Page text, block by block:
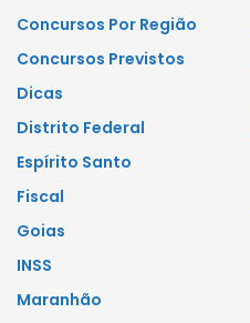
Concursos Por Região
Concursos Previstos
Dicas
Distrito Federal
Espírito Santo
Fiscal
Goias
INSS
Maranhão